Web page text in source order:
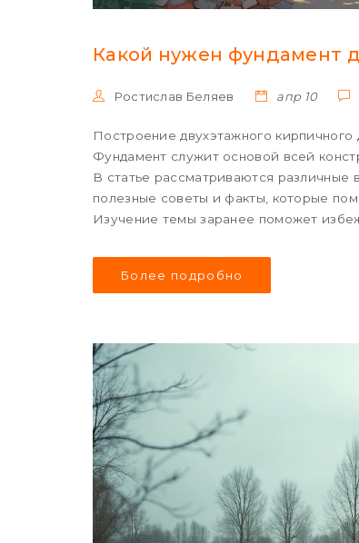
Какой нужен фундамент
Ростислав Беляев апр 10
Построение двухэтажного
Фундамент служит основой всей
В статье рассматриваются
полезные советы и факты, которые
Изучение темы заранее поможет
Более подробно